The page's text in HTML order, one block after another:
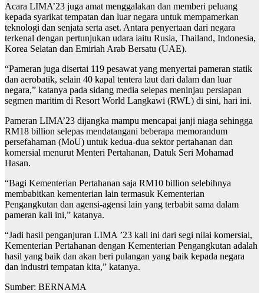
Acara LIMA’23 juga amat menggalakan dan memberi peluang
kepada syarikat tempatan dan luar negara untuk mempamerkan
teknologi dan senjata serta aset. Antara penyertaan dari negara
terkenal dengan pertunjukan udara iaitu Rusia, Thailand, Indonesia,
Korea Selatan dan Emiriah Arab Bersatu (UAE).
“Pameran juga disertai 119 pesawat yang menyertai pameran statik
dan aerobatik, selain 40 kapal tentera laut dari dalam dan luar
negara,” katanya pada sidang media selepas meninjau persiapan
segmen maritim di Resort World Langkawi (RWL) di sini, hari ini.
Pameran LIMA’23 dijangka mampu mencapai janji niaga sehingga
RM18 billion selepas mendatangani beberapa memorandum
persefahaman (MoU) untuk kedua-dua sektor pertahanan dan
komersial menurut Menteri Pertahanan, Datuk Seri Mohamad
Hasan.
“Bagi Kementerian Pertahanan saja RM10 billion selebihnya
membabitkan kementerian lain termasuk Kementerian
Pengangkutan dan agensi-agensi lain yang terbabit sama dalam
pameran kali ini,” katanya.
“Jadi hasil penganjuran LIMA ’23 kali ini dari segi nilai komersial,
Kementerian Pertahanan dengan Kementerian Pengangkutan adalah
hasil yang baik dan akan beri pulangan yang baik kepada negara
dan industri tempatan kita,” katanya.
Sumber: BERNAMA